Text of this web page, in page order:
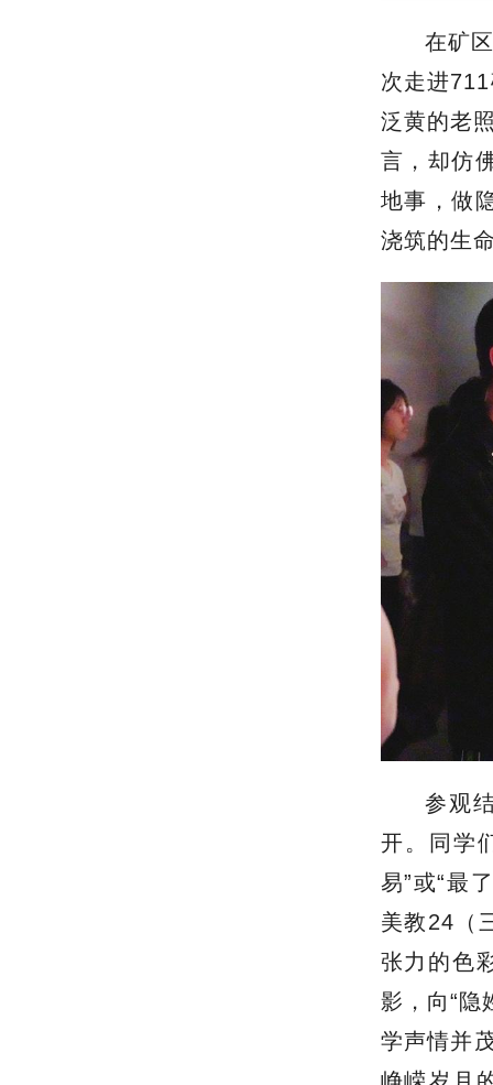
在矿
次走进
泛黄的老
言，却仿
地事，做
浇筑的生
参观
开。同学
易”或“最
美教24（
张力的色
影，向“隐
学声情并